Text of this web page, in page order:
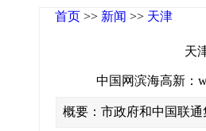
首页 >> 新闻 >> 天津
天
中国网滨海高新：
概要：市政府和中国联通